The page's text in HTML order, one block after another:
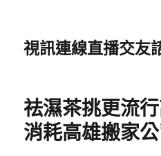
視訊連線直播交友
祛濕茶挑更流
消耗高雄搬家